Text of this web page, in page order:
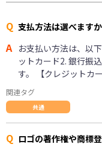
Q 支払方法は選べます
A お支払い方法は、以
ットカード2. 銀行振
す。 【クレジットカ
関連タグ
共通
Q ロゴの著作権や商標